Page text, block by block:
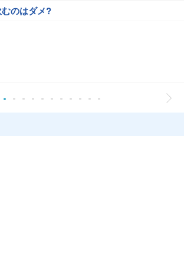
のはダメ?